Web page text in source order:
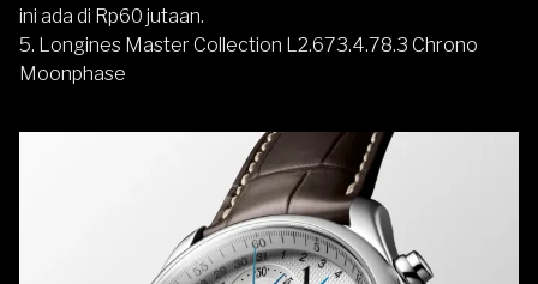
ini ada di Rp60 jutaan.
5. Longines Master Collection L2.673.4.78.3 Chrono
Moonphase